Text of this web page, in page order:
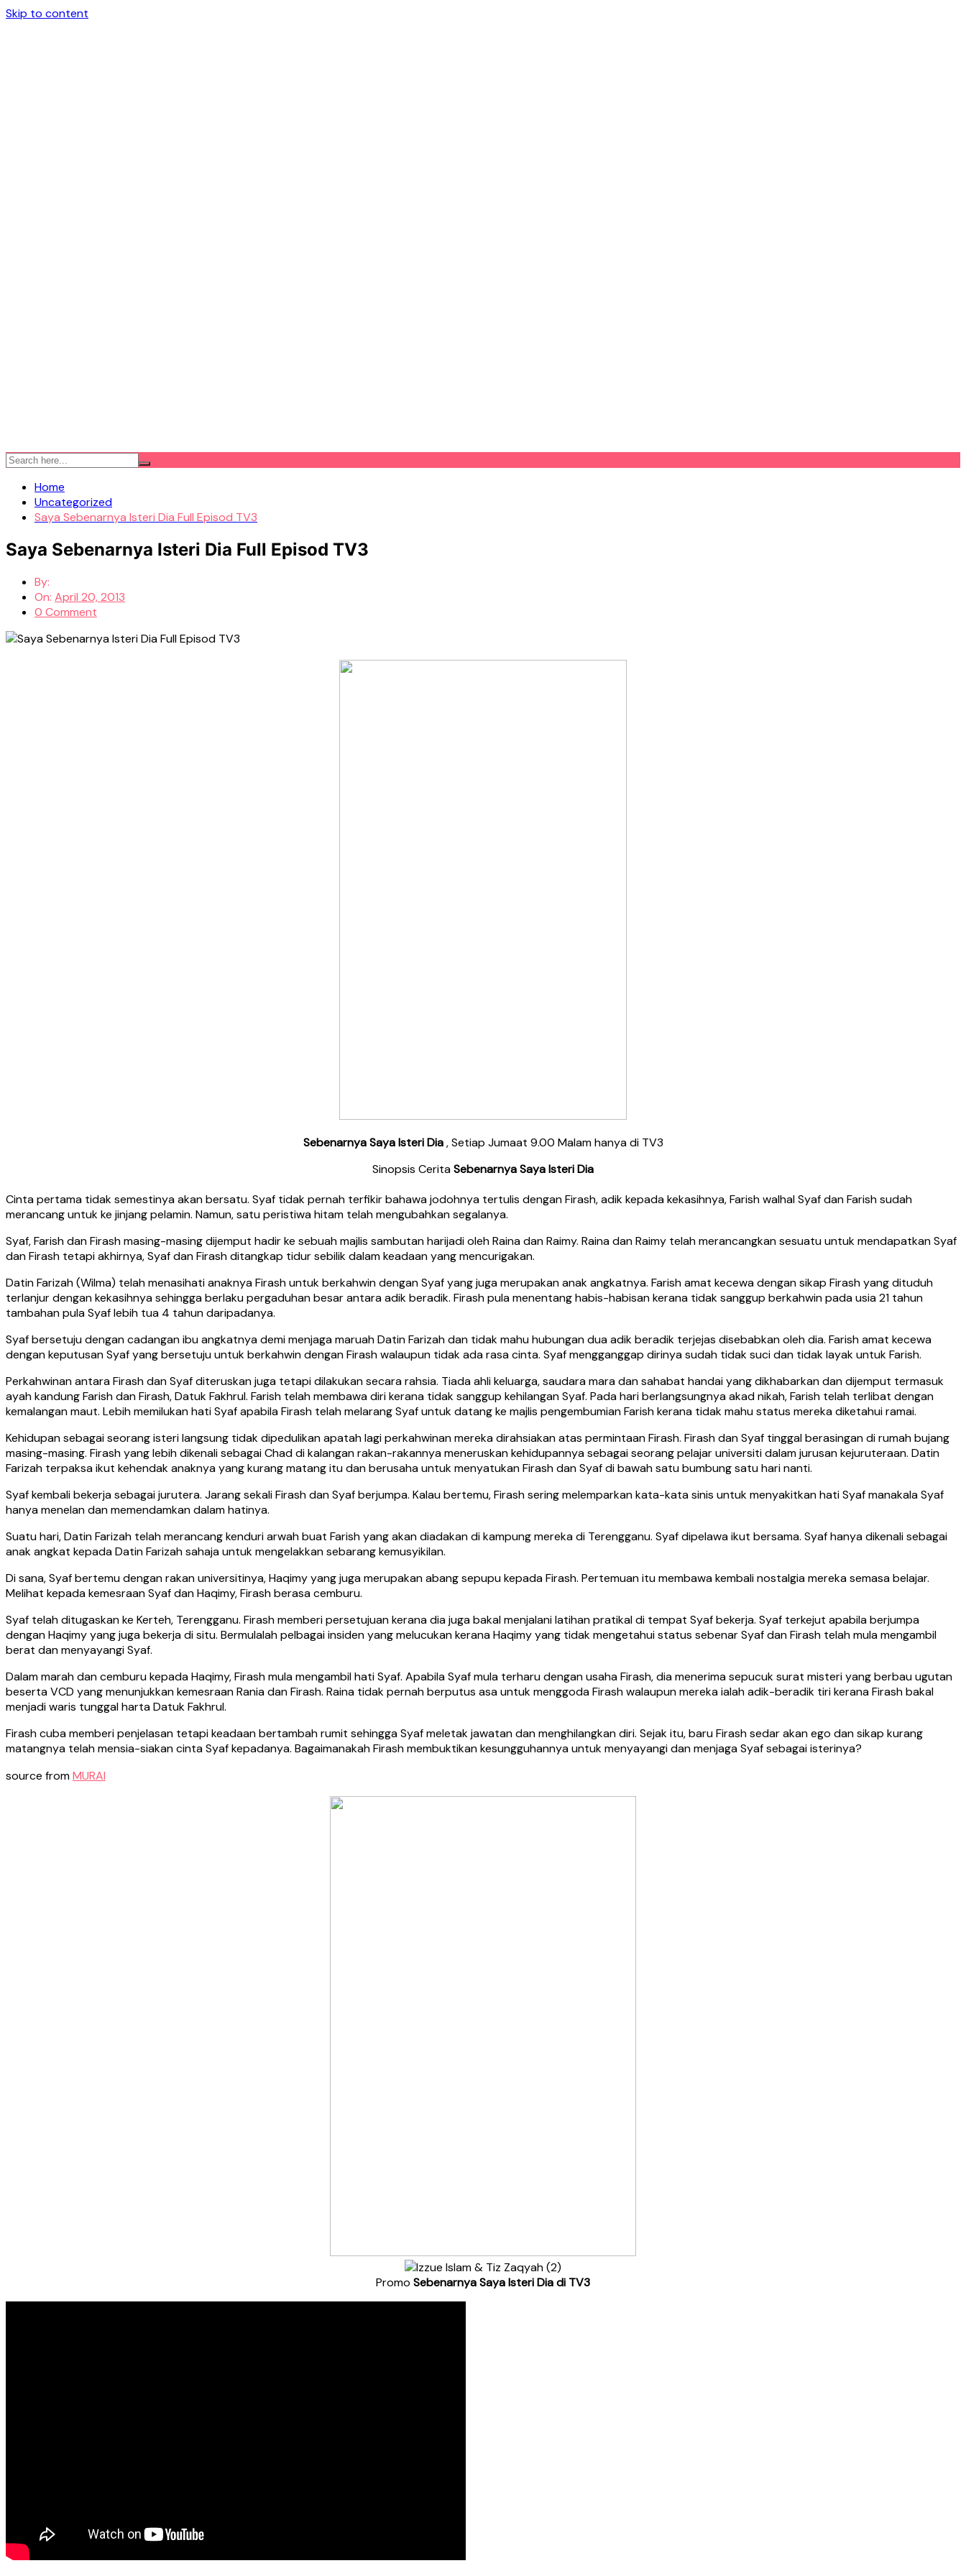
Skip to content
Home
Uncategorized
Saya Sebenarnya Isteri Dia Full Episod TV3
Saya Sebenarnya Isteri Dia Full Episod TV3
By:
On: April 20, 2013
0 Comment
Sebenarnya Saya Isteri Dia, Setiap Jumaat 9.00 Malam hanya di TV3
Sinopsis CeritaSebenarnya Saya Isteri Dia
Cinta pertama tidak semestinya akan bersatu. Syaf tidak pernah terfikir bahawa jodohnya tertulis dengan Firash, adik kepada kekasihnya, Farish walhal Syaf dan Farish sudah
merancang untuk ke jinjang pelamin. Namun, satu peristiwa hitam telah mengubahkan segalanya.
Syaf, Farish dan Firash masing-masing dijemput hadir ke sebuah majlis sambutan harijadi oleh Raina dan Raimy. Raina dan Raimy telah merancangkan sesuatu untuk mendapatkan Syaf
dan Firash tetapi akhirnya, Syaf dan Firash ditangkap tidur sebilik dalam keadaan yang mencurigakan.
Datin Farizah (Wilma) telah menasihati anaknya Firash untuk berkahwin dengan Syaf yang juga merupakan anak angkatnya. Farish amat kecewa dengan sikap Firash yang dituduh
terlanjur dengan kekasihnya sehingga berlaku pergaduhan besar antara adik beradik. Firash pula menentang habis-habisan kerana tidak sanggup berkahwin pada usia 21 tahun
tambahan pula Syaf lebih tua 4 tahun daripadanya.
Syaf bersetuju dengan cadangan ibu angkatnya demi menjaga maruah Datin Farizah dan tidak mahu hubungan dua adik beradik terjejas disebabkan oleh dia. Farish amat kecewa
dengan keputusan Syaf yang bersetuju untuk berkahwin dengan Firash walaupun tidak ada rasa cinta. Syaf mengganggap dirinya sudah tidak suci dan tidak layak untuk Farish.
Perkahwinan antara Firash dan Syaf diteruskan juga tetapi dilakukan secara rahsia. Tiada ahli keluarga, saudara mara dan sahabat handai yang dikhabarkan dan dijemput termasuk
ayah kandung Farish dan Firash, Datuk Fakhrul. Farish telah membawa diri kerana tidak sanggup kehilangan Syaf. Pada hari berlangsungnya akad nikah, Farish telah terlibat dengan
kemalangan maut. Lebih memilukan hati Syaf apabila Firash telah melarang Syaf untuk datang ke majlis pengembumian Farish kerana tidak mahu status mereka diketahui ramai.
Kehidupan sebagai seorang isteri langsung tidak dipedulikan apatah lagi perkahwinan mereka dirahsiakan atas permintaan Firash. Firash dan Syaf tinggal berasingan di rumah bujang
masing-masing. Firash yang lebih dikenali sebagai Chad di kalangan rakan-rakannya meneruskan kehidupannya sebagai seorang pelajar universiti dalam jurusan kejuruteraan. Datin
Farizah terpaksa ikut kehendak anaknya yang kurang matang itu dan berusaha untuk menyatukan Firash dan Syaf di bawah satu bumbung satu hari nanti.
Syaf kembali bekerja sebagai jurutera. Jarang sekali Firash dan Syaf berjumpa. Kalau bertemu, Firash sering melemparkan kata-kata sinis untuk menyakitkan hati Syaf manakala Syaf
hanya menelan dan memendamkan dalam hatinya.
Suatu hari, Datin Farizah telah merancang kenduri arwah buat Farish yang akan diadakan di kampung mereka di Terengganu. Syaf dipelawa ikut bersama. Syaf hanya dikenali sebagai
anak angkat kepada Datin Farizah sahaja untuk mengelakkan sebarang kemusyikilan.
Di sana, Syaf bertemu dengan rakan universitinya, Haqimy yang juga merupakan abang sepupu kepada Firash. Pertemuan itu membawa kembali nostalgia mereka semasa belajar.
Melihat kepada kemesraan Syaf dan Haqimy, Firash berasa cemburu.
Syaf telah ditugaskan ke Kerteh, Terengganu. Firash memberi persetujuan kerana dia juga bakal menjalani latihan pratikal di tempat Syaf bekerja. Syaf terkejut apabila berjumpa
dengan Haqimy yang juga bekerja di situ. Bermulalah pelbagai insiden yang melucukan kerana Haqimy yang tidak mengetahui status sebenar Syaf dan Firash telah mula mengambil
berat dan menyayangi Syaf.
Dalam marah dan cemburu kepada Haqimy, Firash mula mengambil hati Syaf. Apabila Syaf mula terharu dengan usaha Firash, dia menerima sepucuk surat misteri yang berbau ugutan
beserta VCD yang menunjukkan kemesraan Rania dan Firash. Raina tidak pernah berputus asa untuk menggoda Firash walaupun mereka ialah adik-beradik tiri kerana Firash bakal
menjadi waris tunggal harta Datuk Fakhrul.
Firash cuba memberi penjelasan tetapi keadaan bertambah rumit sehingga Syaf meletak jawatan dan menghilangkan diri. Sejak itu, baru Firash sedar akan ego dan sikap kurang
matangnya telah mensia-siakan cinta Syaf kepadanya. Bagaimanakah Firash membuktikan kesungguhannya untuk menyayangi dan menjaga Syaf sebagai isterinya?
source fromMURAI
Promo Sebenarnya Saya Isteri Dia di TV3